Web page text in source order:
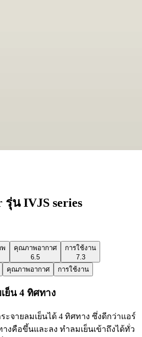
น IVJS series
คุณภาพอากาศ
6.5
การใช้งาน
7.3
คุณภาพอากาศ การใช้งาน
ย็น 4 ทิศทาง
ะจายลมเย็นได้ 4 ทิศทาง ซึ่งดีกว่าแอร์
งคือขึ้นและลง ทำลมเย็นเข้าถึงได้ทั่ว